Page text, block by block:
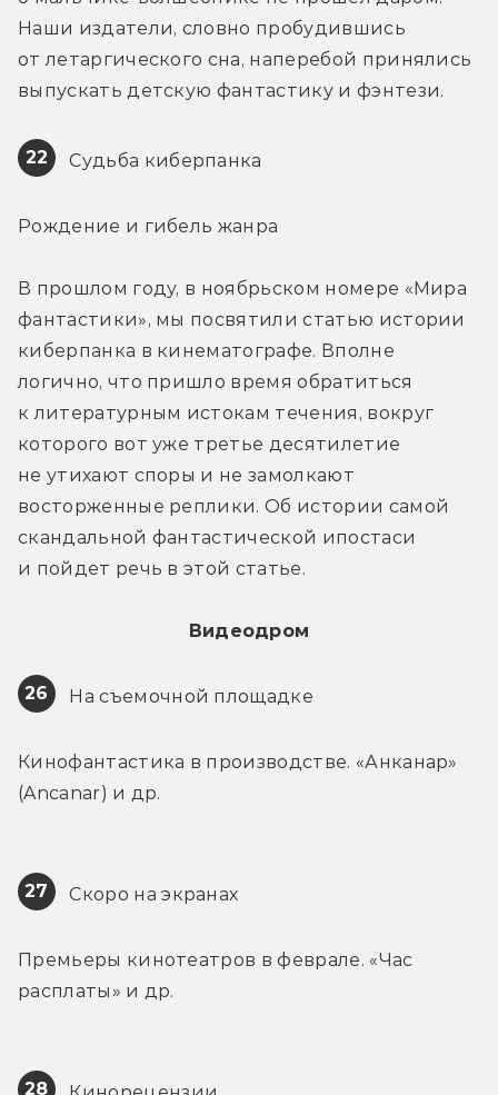
Наши издатели, словно пробудившись
от летаргического сна, наперебой принялись
выпускать детскую фантастику и фэнтези.
22 Судьба киберпанка
Рождение и гибель жанра
В прошлом году, в ноябрьском номере «Мира
фантастики», мы посвятили статью истории
киберпанка в кинематографе. Вполне
логично, что пришло время обратиться
к литературным истокам течения, вокруг
которого вот уже третье десятилетие
не утихают споры и не замолкают
восторженные реплики. Об истории самой
скандальной фантастической ипостаси
и пойдет речь в этой статье.
Видеодром
26 На съемочной площадке
Кинофантастика в производстве. «Анканар»
(Ancanar) и др.
27 Скоро на экранах
Премьеры кинотеатров в феврале. «Час
расплаты» и др.
28